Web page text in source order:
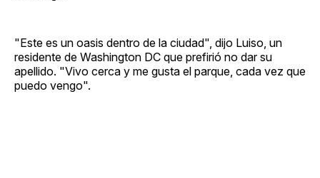
"Este es un oasis dentro de la ciudad", dijo Luiso, un
residente de Washington DC que prefirió no dar su
apellido. "Vivo cerca y me gusta el parque, cada vez que
puedo vengo".